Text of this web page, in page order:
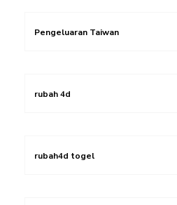
Pengeluaran Taiwan
rubah 4d
rubah4d togel